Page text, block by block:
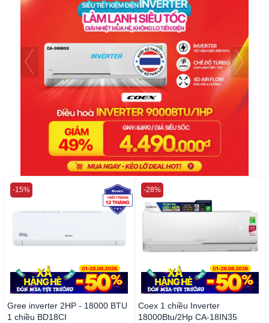
Gree inverter 2HP - 18000 BTU
1 chiều BD18CI
-15%
Coex 1 chiều Inverter
18000Btu/2Hp CA-18IN35
-28%